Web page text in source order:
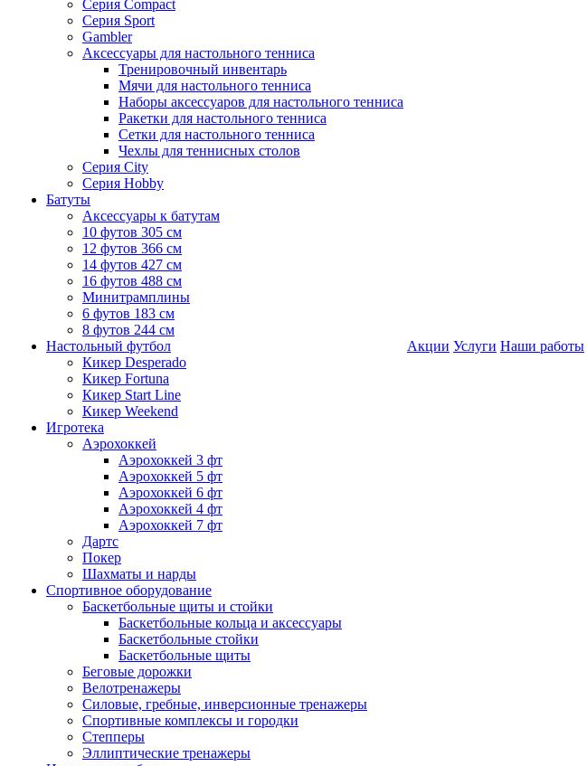
Серия Compact
Серия Sport
Gambler
Аксессуары для настольного тенниса
Тренировочный инвентарь
Мячи для настольного тенниса
Наборы аксессуаров для настольного тенниса
Ракетки для настольного тенниса
Сетки для настольного тенниса
Чехлы для теннисных столов
Серия City
Серия Hobby
Батуты
Аксессуары к батутам
10 футов 305 см
12 футов 366 см
14 футов 427 см
16 футов 488 см
Минитрамплины
6 футов 183 см
8 футов 244 см
Настольный футбол
Кикер Desperado
Кикер Fortuna
Кикер Start Line
Кикер Weekend
Игротека
Аэрохоккей
Аэрохоккей 3 фт
Аэрохоккей 5 фт
Аэрохоккей 6 фт
Аэрохоккей 4 фт
Аэрохоккей 7 фт
Дартс
Покер
Шахматы и нарды
Спортивное оборудование
Баскетбольные щиты и стойки
Баскетбольные кольца и аксессуары
Баскетбольные стойки
Баскетбольные щиты
Беговые дорожки
Велотренажеры
Силовые, гребные, инверсионные тренажеры
Спортивные комплексы и городки
Степперы
Эллиптические тренажеры
Акции Услуги Наши работы